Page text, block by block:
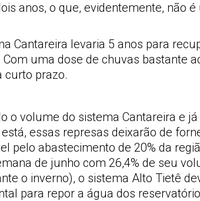
anos, o que, evidentemente, não
Cantareira levaria 5 anos para
uma dose de chuvas bastante
curto prazo.
o volume do sistema Cantareira e
essas represas deixarão de
pelo abastecimento de 20% da
de junho com 26,4% de seu
o inverno), o sistema Alto Tietê
para repor a água dos